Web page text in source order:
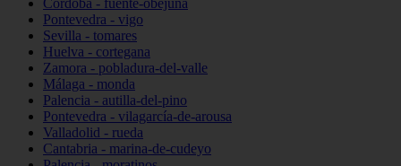
Córdoba - fuente-obejuna
Pontevedra - vigo
Sevilla - tomares
Huelva - cortegana
Zamora - pobladura-del-valle
Málaga - monda
Palencia - autilla-del-pino
Pontevedra - vilagarcía-de-arousa
Valladolid - rueda
Cantabria - marina-de-cudeyo